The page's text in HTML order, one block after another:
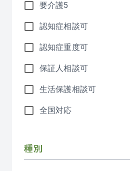
要介護5
認知症相談可
認知症重度可
保証人相談可
生活保護相談可
全国対応
種別